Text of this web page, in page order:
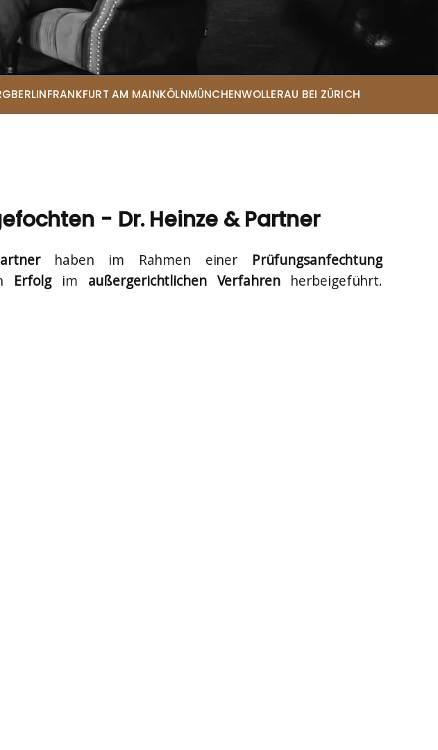
Rechtsanwältin
Eileen Menne*
Lena Elisabeth Telioridis*
Rechtsanwältin
Sarah Looschen*
BERLINFRANKFURT AM MAINKÖLNMÜNCHENWOLLERAU BEI ZÜRICH
- Dr. Heinze & Partner
haben im Rahmen einer Prüfungsanfechtung
Erfolgim außergerichtlichen Verfahrenherbeigeführt.